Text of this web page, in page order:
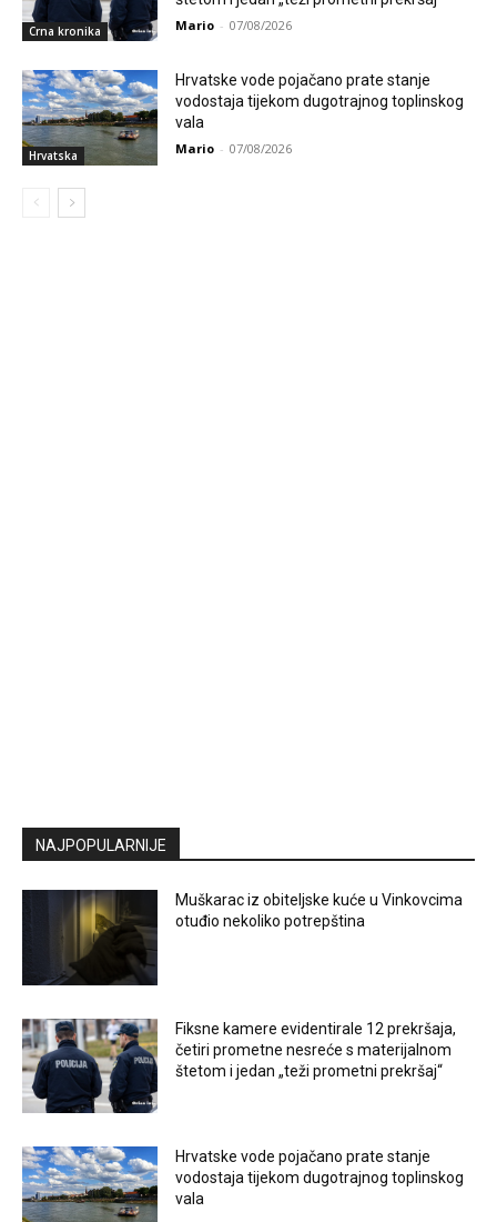
Crna kronika Mario - 07/08/2026
Hrvatska
Hrvatske vode pojačano prate stanje
vodostaja tijekom dugotrajnog toplinskog
vala
Mario - 07/08/2026
NAJPOPULARNIJE
Muškarac iz obiteljske kuće u Vinkovcima
otuđio nekoliko potrepština
Fiksne kamere evidentirale 12 prekršaja,
četiri prometne nesreće s materijalnom
štetom i jedan „teži prometni prekršaj“
Hrvatske vode pojačano prate stanje
vodostaja tijekom dugotrajnog toplinskog
vala